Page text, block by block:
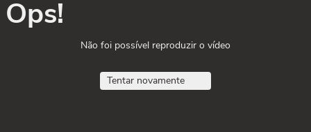
Ops!
Não foi possível reproduzir o vídeo
Tentar novamente